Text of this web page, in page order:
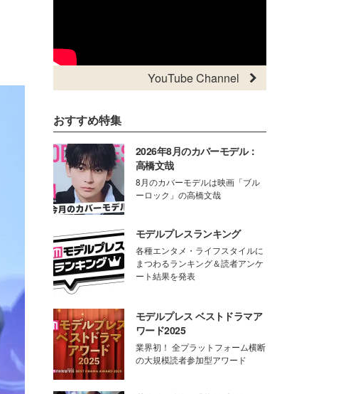
YouTube Channel
おすすめ特集
2026年8月のカバーモデル：
高橋文哉
8月のカバーモデルは映画「ブル
ーロック」の高橋文哉
モデルプレスランキング
各種エンタメ・ライフスタイルに
まつわるランキング＆読者アンケ
ート結果を発表
モデルプレス ベストドラマア
ワード2025
業界初！ 全プラットフォーム横断
の大規模読者参加型アワード